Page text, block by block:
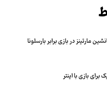
مارتینز در بازی برابر بارسلونا
بازی با اینتر